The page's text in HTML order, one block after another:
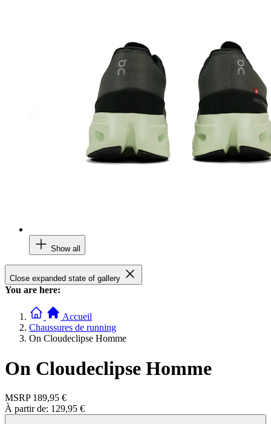
Show all
Close expanded state of gallery
You are here:
Accueil
Chaussures de running
On Cloudeclipse Homme
On Cloudeclipse Homme
MSRP 189,95 €
À partir de: 129,95 €